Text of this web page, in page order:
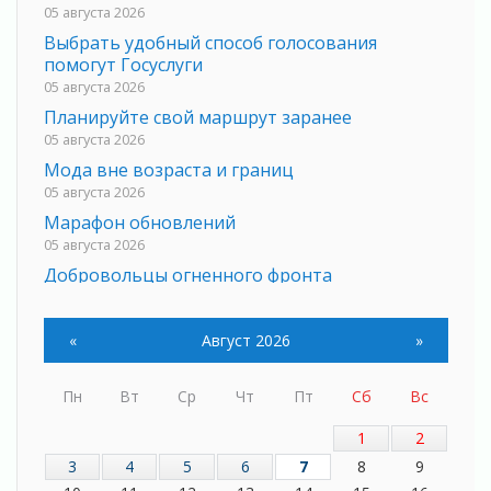
05 августа 2026
Выбрать удобный способ голосования
помогут Госуслуги
05 августа 2026
Планируйте свой маршрут заранее
05 августа 2026
Мода вне возраста и границ
05 августа 2026
Марафон обновлений
05 августа 2026
Добровольцы огненного фронта
05 августа 2026
05 августа 2026
05 августа 2026
«Результат командный, заслуга каждого
« Август 2026 »
Пн Вт Ср Чт Пт Сб
Вс
1
2
3
4 5 6 7 8
9